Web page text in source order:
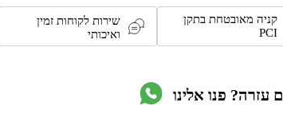
למיטה
ברוחב
וחצי
דגם
קניה מאובטחת בתקן
PCI
שירות לקוחות זמין
ואיכותי
עזרה? פנו אלינו